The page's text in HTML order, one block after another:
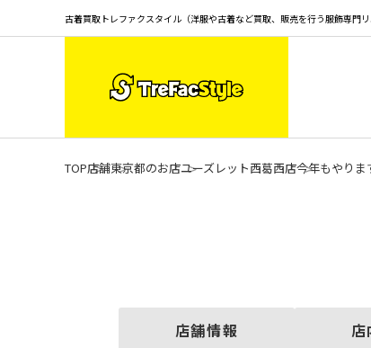
古着買取トレファクスタイル（洋服や古着など買取、販売を行う服飾専門リ
TOP店舗東京都のお店ユーズレット西葛西店今年もやりま
店舗情報